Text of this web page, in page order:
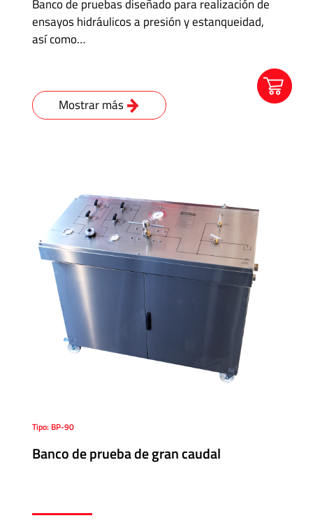
Banco de pruebas diseñado para realización de
ensayos hidráulicos a presión y estanqueidad,
así como…
Mostrar más
Tipo: BP-90
Banco de prueba de gran caudal